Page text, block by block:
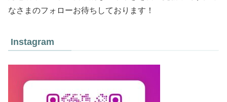
なさまのフォローお待ちしております！
Instagram